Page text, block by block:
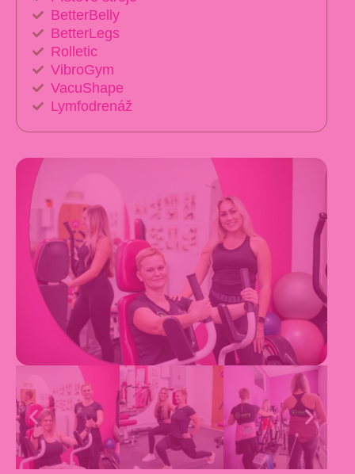
BetterBelly
BetterLegs
Rolletic
VibroGym
VacuShape
Lymfodrenáž